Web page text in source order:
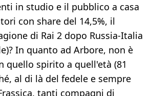
in studio e il pubblico a casa
con share del 14,5%, il
di Rai 2 dopo Russia-Italia
In quanto ad Arbore, non è
quello spirito a quell'età (81
al di là del fedele e sempre
tanti compagni di